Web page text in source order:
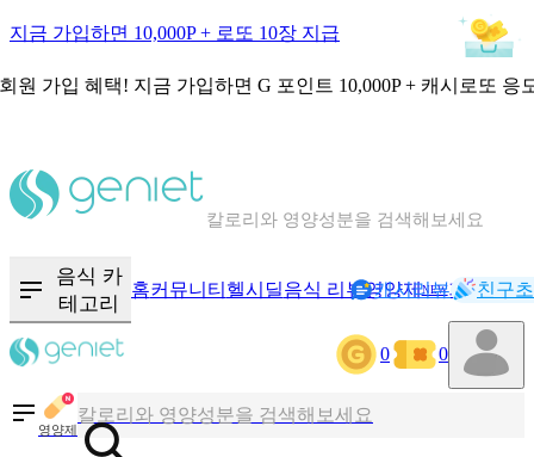
지금 가입하면 10,000P + 로또 10장 지급
원 가입 혜택! 지금 가입하면 G 포인트 10,000P + 캐시로또 응
칼로리와 영양성분을 검색해보세요
음식 카
테고리
홈커뮤니티 헬시딜음식 리뷰영양제NEW기록
캐시리뷰 친구
0 0
영양제
칼로리와 영양성분을 검색해보세요